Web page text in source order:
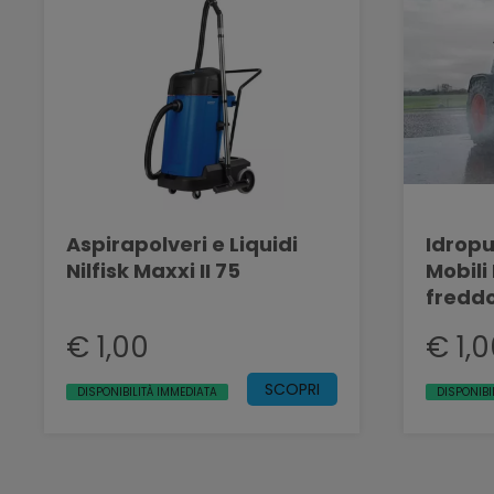
Aspirapolveri e Liquidi
Nilfisk Maxxi II 75
€ 1,00
DISPONIBILITÀ IMMEDIATA SCOPRI
Mobili
€